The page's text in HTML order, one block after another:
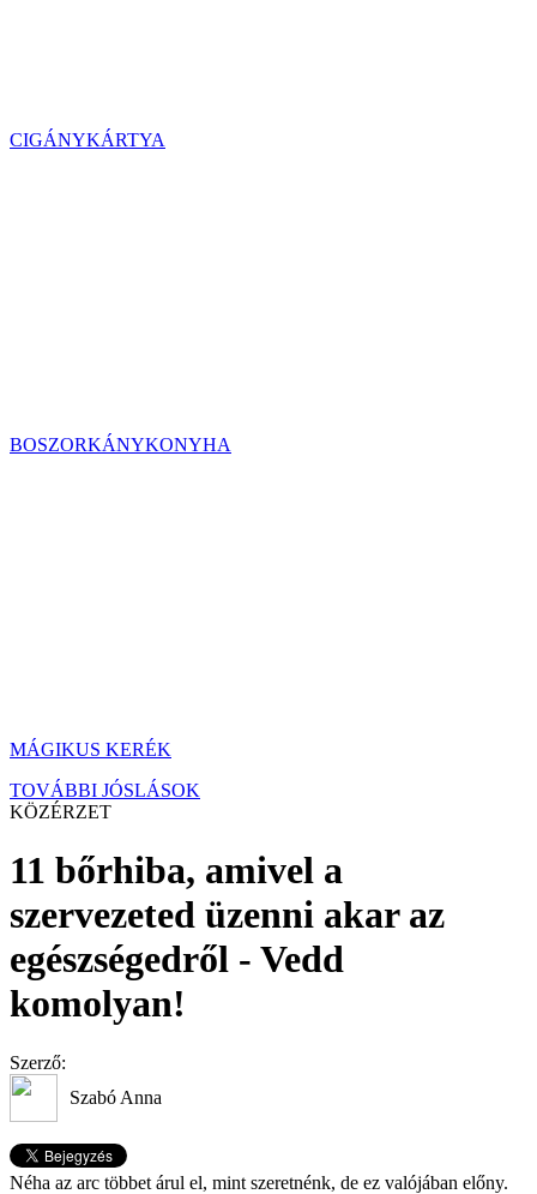
CIGÁNYKÁRTYA
BOSZORKÁNYKONYHA
MÁGIKUS KERÉK
TOVÁBBI JÓSLÁSOK
KÖZÉRZET
11 bőrhiba, amivel a
szervezeted üzenni akar az
egészségedről - Vedd
komolyan!
Szerző:
Szabó Anna
Néha az arc többet árul el, mint szeretnénk, de ez valójában előny.